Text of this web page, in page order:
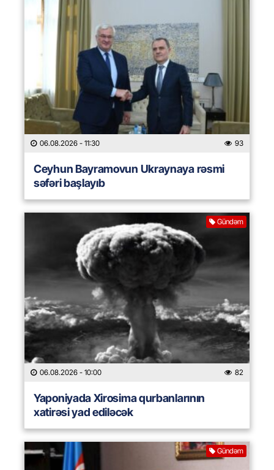
06.08.2026 - 11:30 93
Ceyhun Bayramovun Ukraynaya rəsmi
səfəri başlayıb
Gündəm
06.08.2026 - 10:00 82
Yaponiyada Xirosima qurbanlarının
xatirəsi yad ediləcək
Gündəm